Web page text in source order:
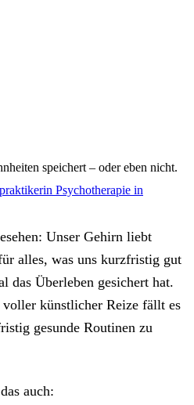
speichert – oder eben nicht.
Psychotherapie in
Unser Gehirn liebt
alles, was uns kurzfristig gut
das Überleben gesichert hat.
künstlicher Reize fällt es
gesunde Routinen zu
auch: